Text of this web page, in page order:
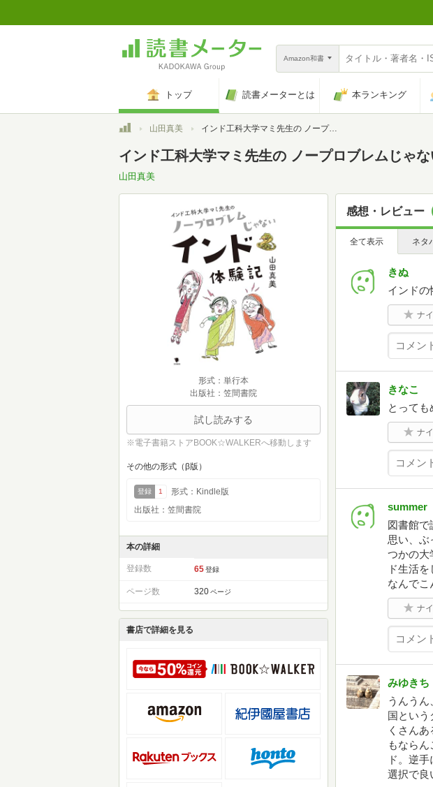
Amazon和書
トップ 読書メーターとは 本ランキング
トップ山田真美 インド工科大学マミ先生の ノープロブレムじゃないインド体験記
インド工科大学マミ先生の ノープロブレムじゃ
山田真美
形式：単行本
出版社：笠間書院
試し読みする
※電子書籍ストアBOOK☆WALKERへ移動します
その他の形式（β版）
登録 1
形式：Kindle版
出版社：笠間書院
本の詳細
登録数 65 登録
ページ数 320 ページ
書店で詳細を見る
感想・レビュー
全て表示 ネタ
きぬ
インドの
ナ
きなこ
とっても
ナ
summer
図書館で
思い、ぶ
つかの大
ド生活
なんでこ
ナ
みゆきち
うんう
国という
くさん
もなら
ド。逆
選択で良